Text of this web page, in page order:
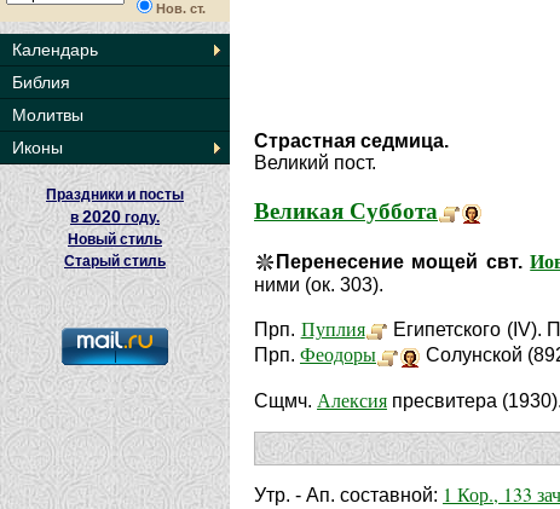
Нов. ст.
Календарь
Библия
Молитвы
Иконы
Праздники и посты
в2020 году.
Новый стиль
Старый стиль
Страстная седмица.
Великий пост.
Великая Суббота
Перенесение мощей свт.
ними (ок. 303).
Прп. Пуплия Египетского (IV).
Прп. Феодоры Солунской
Сщмч. Алексия пресвитера
Утр. - Ап. составной: 1 Кор., 133